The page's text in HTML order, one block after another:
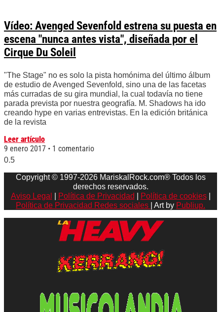
Vídeo: Avenged Sevenfold estrena su puesta en
escena "nunca antes vista", diseñada por el
Cirque Du Soleil
"The Stage" no es solo la pista homónima del último álbum
de estudio de Avenged Sevenfold, sino una de las facetas
más curradas de su gira mundial, la cual todavía no tiene
parada prevista por nuestra geografía. M. Shadows ha ido
creando hype en varias entrevistas. En la edición británica
de la revista
Leer artículo
9 enero 2017
1 comentario
Copyright © 1997-2026 MariskalRock.com® Todos los
derechos reservados.
Aviso Legal
Política de Privacidad Política de cookies|
Política de Privacidad Redes sociales
| Art by Publiup.